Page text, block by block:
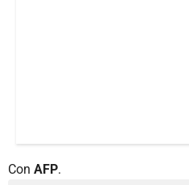
Con AFP.